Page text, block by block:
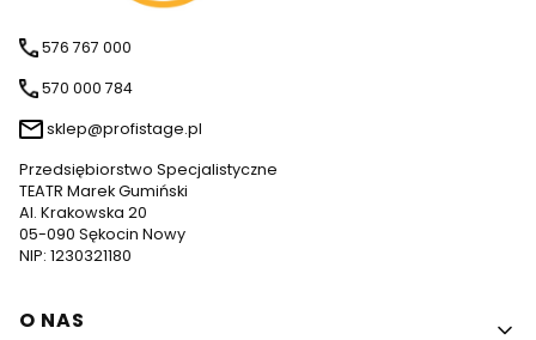
576 767 000
570 000 784
sklep@profistage.pl
Przedsiębiorstwo Specjalistyczne
TEATR Marek Gumiński
Al. Krakowska 20
05-090 Sękocin Nowy
NIP: 1230321180
Linki w stopce
O NAS